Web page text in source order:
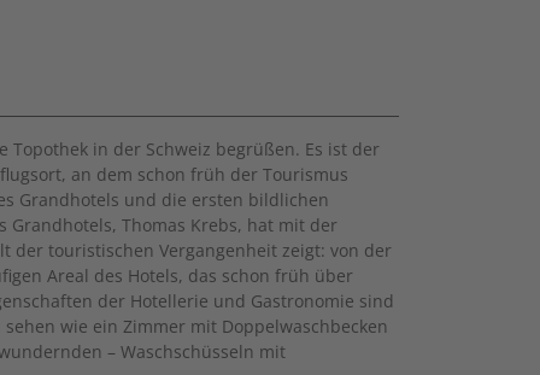
in der Schweiz begrüßen. Es ist der
an dem schon früh der Tourismus
Grandhotels und die ersten bildlichen
Grandhotels, Thomas Krebs, hat mit der
der touristischen Vergangenheit zeigt: von der
Areal des Hotels, das schon früh über
der Hotellerie und Gastronomie sind
wie ein Zimmer mit Doppelwaschbecken
– Waschschüsseln mit